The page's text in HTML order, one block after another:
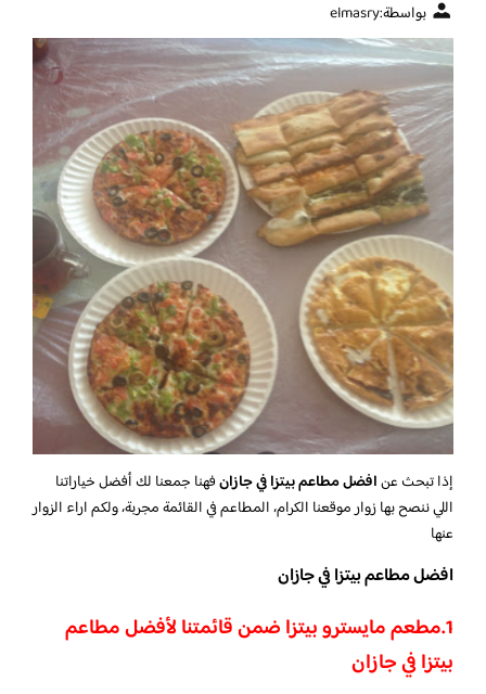
بواسطة:elmasry
إذا تبحث عنافضل مطاعم بيتزا في جازانفهنا جمعنا لك أفضل خياراتنا
اللي ننصح بها زوار موقعنا الكرام، المطاعم في القائمة مجربة، ولكم اراء الزوار
عنها
افضل مطاعم بيتزا في جازان
1.مطعم مايسترو بيتزا ضمن قائمتنا لأفضل مطاعم
بيتزا في جازان